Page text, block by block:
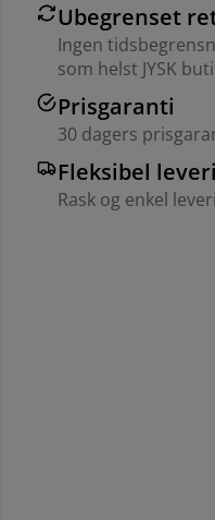
Ubegrenset
Ingen
som helst JYSK
Prisgaranti
30 dagers
Fleksibel
Rask og enkel